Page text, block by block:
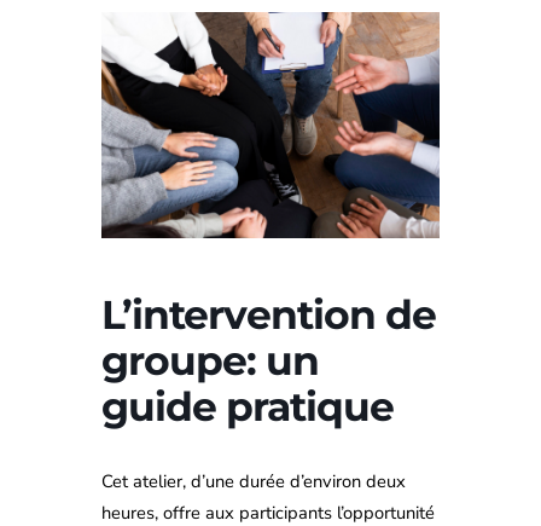
L’intervention de
groupe: un
guide pratique
Cet atelier, d’une durée d’environ deux
heures, offre aux participants l’opportunité